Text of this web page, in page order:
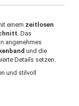
einem zeitlosen
. Das
angenehmes
und die
Details setzen.
und stilvoll